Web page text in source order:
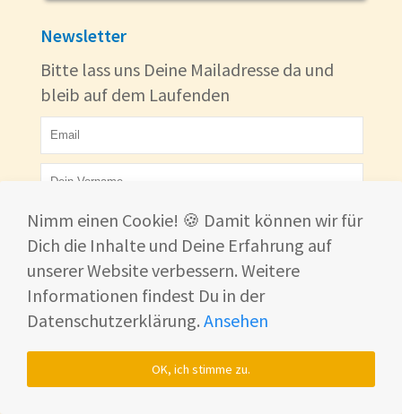
Newsletter
Bitte lass uns Deine Mailadresse da und
bleib auf dem Laufenden
Anmelden
Über uns
Wir sind ein Team von Smart Home
und beliebtesten Smart Home Produkte.
Unsere Mission ist es Dir eine unabhängige
Nimm einen Cookie! 🍪 Damit können wir für
Dich die Inhalte und Deine Erfahrung auf
unserer Website verbessern. Weitere
Informationen findest Du in der
Datenschutzerklärung. Ansehen
OK, ich stimme zu.